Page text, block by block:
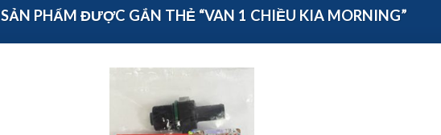
SẢN PHẨM ĐƯỢC GẮN THẺ “VAN 1 CHIỀU KIA MORNING”
Add to
Wishlist